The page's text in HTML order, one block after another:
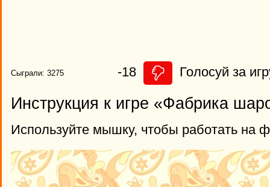
Сыграли: 3275 -18 Голосуй за
Инструкция к игре «Фабрика
Используйте мышку, чтобы работать на